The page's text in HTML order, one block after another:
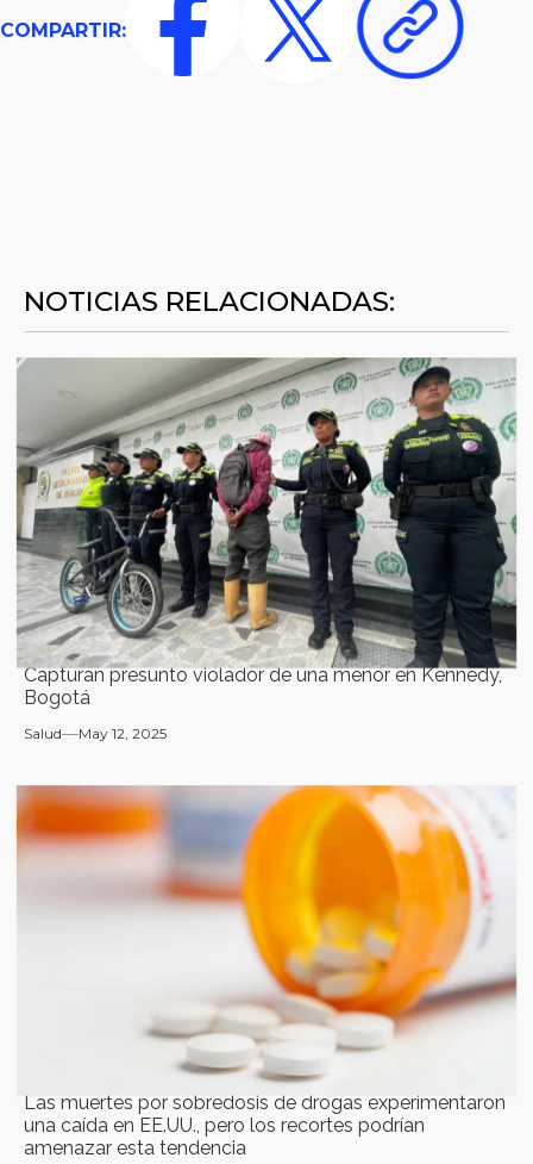
COMPARTIR:
NOTICIAS RELACIONADAS:
Capturan presunto violador de una menor en Kennedy,
Bogotá
Salud May 12, 2025
Las muertes por sobredosis de drogas experimentaron
una caída en EE.UU., pero los recortes podrían
amenazar esta tendencia